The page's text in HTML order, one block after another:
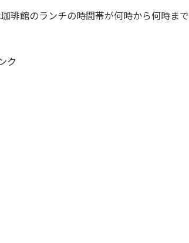
琲館のランチの時間帯が何時から何時まで
ク